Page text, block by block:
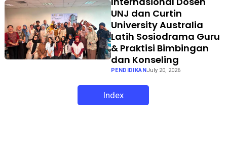
UNJ dan Curtin
University Australia
Latih Sosiodrama Guru
& Praktisi Bimbingan
dan Konseling
PENDIDIKANJuly 20, 2026
Index